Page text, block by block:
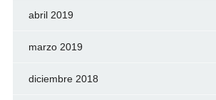
abril 2019
marzo 2019
diciembre 2018